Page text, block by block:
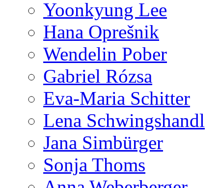
Yoonkyung Lee
Hana Oprešnik
Wendelin Pober
Gabriel Rózsa
Eva-Maria Schitter
Lena Schwingshandl
Jana Simbürger
Sonja Thoms